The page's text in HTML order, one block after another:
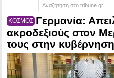
ΚΟΣΜΟΣ Γερμανία:
ακροδεξιούς στον
τους στην κυβέρνηση